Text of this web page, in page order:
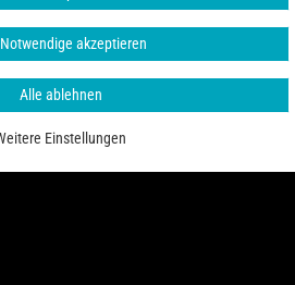
akzeptieren
Alle ablehnen
Einstellungen